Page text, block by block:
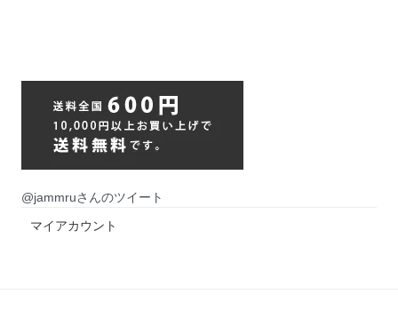
@jammruさんのツイート
マイアカウント